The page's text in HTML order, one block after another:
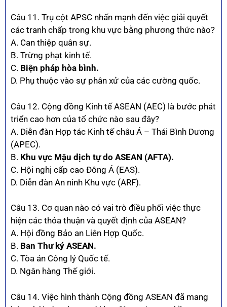
Câu 11. Trụ cột APSC nhấn mạnh đến việc giải quyết
các tranh chấp trong khu vực bằng phương thức nào?
A. Can thiệp quân sự.
B. Trừng phạt kinh tế.
C. Biện pháp hòa bình.
D. Phụ thuộc vào sự phân xử của các cường quốc.
Câu 12. Cộng đồng Kinh tế ASEAN (AEC) là bước phát
triển cao hơn của tổ chức nào sau đây?
A. Diễn đàn Hợp tác Kinh tế châu Á – Thái Bình Dương
(APEC).
B. Khu vực Mậu dịch tự do ASEAN (AFTA).
C. Hội nghị cấp cao Đông Á (EAS).
D. Diễn đàn An ninh Khu vực (ARF).
Câu 13. Cơ quan nào có vai trò điều phối việc thực
hiện các thỏa thuận và quyết định của ASEAN?
A. Hội đồng Bảo an Liên Hợp Quốc.
B. Ban Thư ký ASEAN.
C. Tòa án Công lý Quốc tế.
D. Ngân hàng Thế giới.
Câu 14. Việc hình thành Cộng đồng ASEAN đã mang